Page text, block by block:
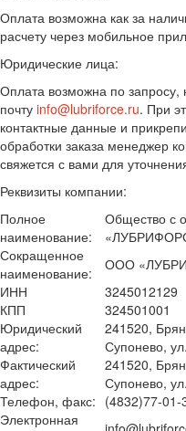
Оплата возможна как за
расчету через мобильное
Юридические лица:
Оплата возможна по
почту info@lubriforce.ru. При
контактные данные и
обработки заказа менеджер
свяжется с вами для
Реквизиты компании:
Полное
наименование:
Общество с
Сокращенное
наименование:
ООО
ИНН
3245012129
КПП
324501001
Юридический
адрес:
241520,
Супонево,
Фактический
адрес:
241520,
Супонево,
Телефон, факс: (4832)77-
Электронная